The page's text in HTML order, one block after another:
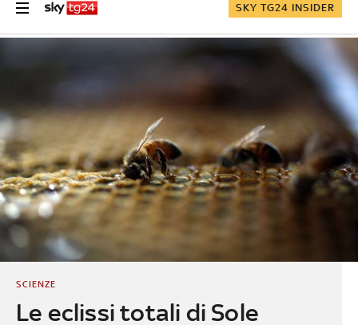
SKY TG24 INSIDER
Le eclissi totali di Sole
SCIENZE